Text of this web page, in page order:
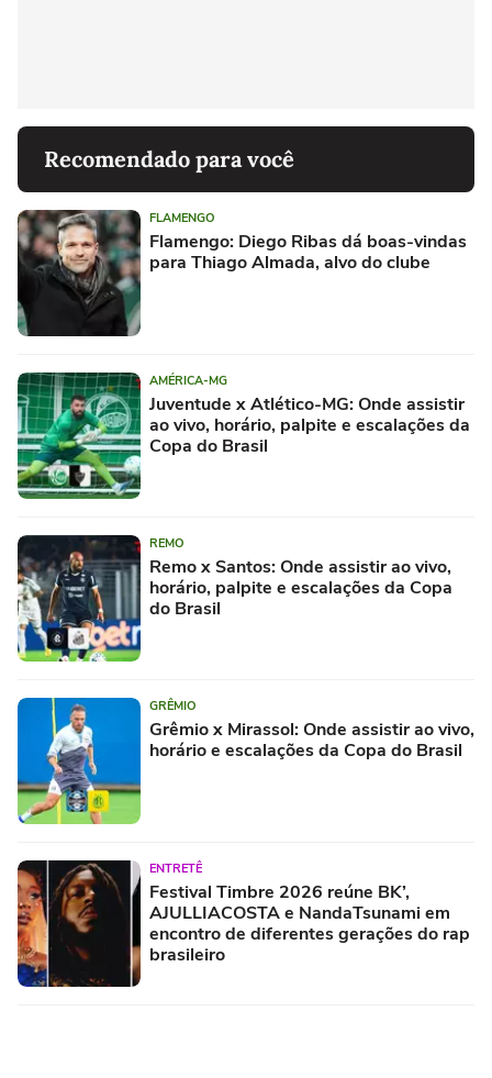
Recomendado para você
FLAMENGO
Flamengo: Diego Ribas dá boas-vindas
para Thiago Almada, alvo do clube
AMÉRICA-MG
Juventude x Atlético-MG: Onde assistir
ao vivo, horário, palpite e escalações da
Copa do Brasil
REMO
Remo x Santos: Onde assistir ao vivo,
horário, palpite e escalações da Copa
do Brasil
GRÊMIO
Grêmio x Mirassol: Onde assistir ao vivo,
horário e escalações da Copa do Brasil
ENTRETÊ
Festival Timbre 2026 reúne BK’,
AJULLIACOSTA e NandaTsunami em
encontro de diferentes gerações do rap
brasileiro